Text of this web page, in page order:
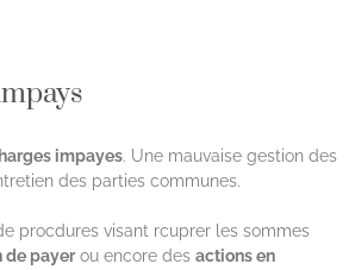
impayes. Une mauvaise gestion des
des parties communes.
procdures visant rcuprer les sommes
de payerou encore des actions en